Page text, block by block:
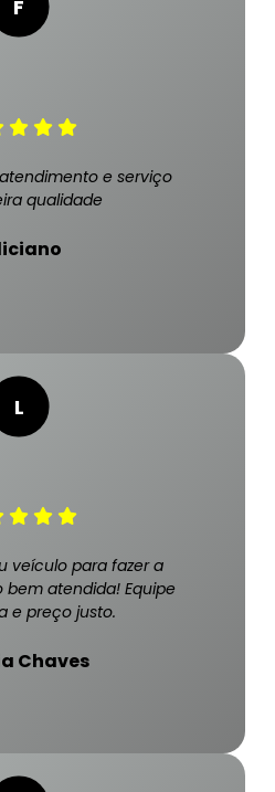
e serviço
qualidade
veículo para fazer a
atendida! Equipe
e preço justo.
Chaves